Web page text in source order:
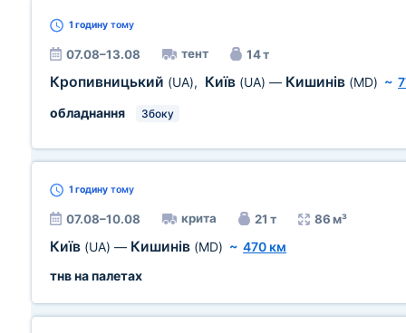
1 годину тому
07.08–13.08 тент 14 т
Кропивницький (UA), Київ (UA) — Кишинів (MD) ~
обладнання
Збоку
1 годину тому
07.08–10.08 крита 21 т 86 м³
Київ (UA) — Кишинів (MD) ~ 470 км
тнв на палетах